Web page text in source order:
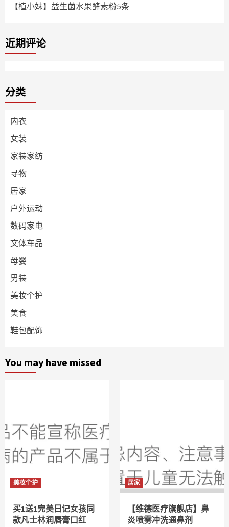
【植小妹】益生菌水果酵素粉5条
近期评论
分类
内衣
女装
家装家纺
寻物
居家
户外运动
数码家电
文体车品
母婴
男装
美妆个护
美食
鞋包配饰
You may have missed
美妆个护
买1送1完美日记女孩同
款凡士林润唇膏口红
居家
【维德医疗旗舰店】鼻
炎喷雾冲洗通鼻剂